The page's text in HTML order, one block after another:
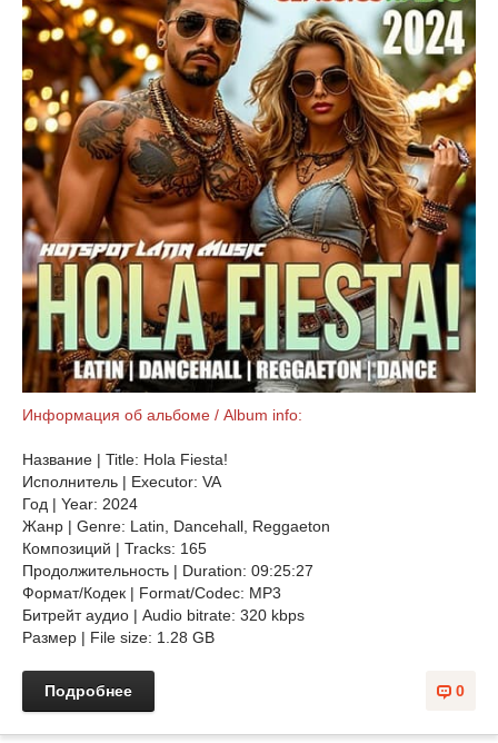
Информация об альбоме / Album info:
Название | Title: Hola Fiesta!
Исполнитель | Executor: VA
Год | Year: 2024
Жанр | Genre: Latin, Dancehall, Reggaeton
Композиций | Tracks: 165
Продолжительность | Duration: 09:25:27
Формат/Кодек | Format/Codec: MP3
Битрейт аудио | Audio bitrate: 320 kbps
Размер | File size: 1.28 GB
0
Подробнее